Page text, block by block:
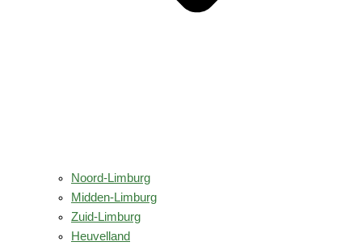
Noord-Limburg
Midden-Limburg
Zuid-Limburg
Heuvelland